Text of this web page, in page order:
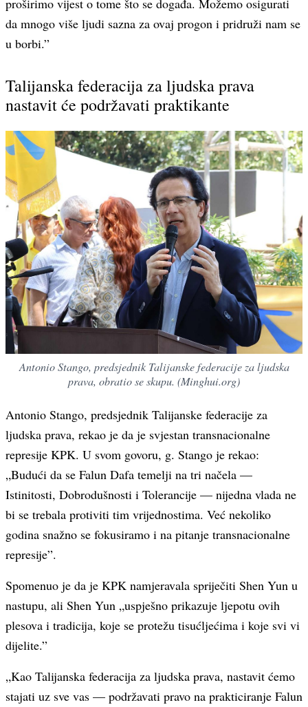
proširimo vijest o tome što se događa. Možemo osigurati
da mnogo više ljudi sazna za ovaj progon i pridruži nam se
u borbi.”
Talijanska federacija za ljudska prava
nastavit će podržavati praktikante
Antonio Stango, predsjednik Talijanske federacije za ljudska
prava, obratio se skupu. (Minghui.org)
Antonio Stango, predsjednik Talijanske federacije za
ljudska prava, rekao je da je svjestan transnacionalne
represije KPK. U svom govoru, g. Stango je rekao:
„Budući da se Falun Dafa temelji na tri načela —
Istinitosti, Dobrodušnosti i Tolerancije — nijedna vlada ne
bi se trebala protiviti tim vrijednostima. Već nekoliko
godina snažno se fokusiramo i na pitanje transnacionalne
represije”.
Spomenuo je da je KPK namjeravala spriječiti Shen Yun u
nastupu, ali Shen Yun „uspješno prikazuje ljepotu ovih
plesova i tradicija, koje se protežu tisućljećima i koje svi vi
dijelite.”
„Kao Talijanska federacija za ljudska prava, nastavit ćemo
stajati uz sve vas — podržavati pravo na prakticiranje Falun